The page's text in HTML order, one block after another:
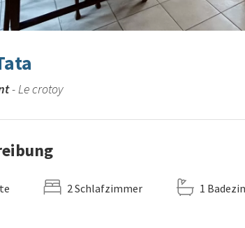
- Le crotoy
2 Schlafzimmer 1